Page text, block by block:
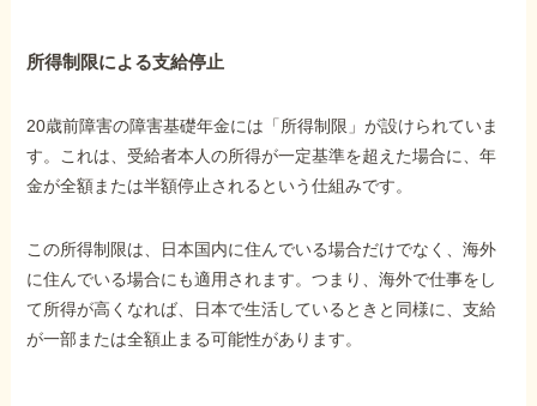
所得制限による支給停止
20歳前障害の障害基礎年金には「所得制限」が設けられていま
す。これは、受給者本人の所得が一定基準を超えた場合に、年
金が全額または半額停止されるという仕組みです。
この所得制限は、日本国内に住んでいる場合だけでなく、海外
に住んでいる場合にも適用されます。つまり、海外で仕事をし
て所得が高くなれば、日本で生活しているときと同様に、支給
が一部または全額止まる可能性があります。